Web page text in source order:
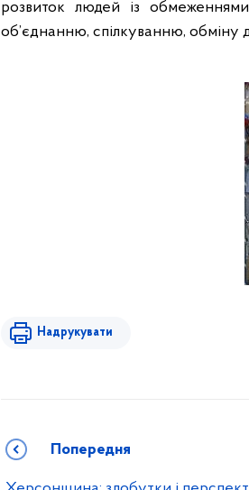
розвиток людей із
об’єднанню, спілкуванню, обміну
Надрукувати
Попередня